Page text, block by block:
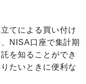
てによる買い付け
NISA口座で集計期
を知ることができ
たいときに便利な